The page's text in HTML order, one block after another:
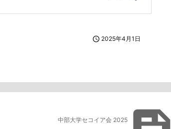
 2025年4月1日
中部大学セコイア会 2025